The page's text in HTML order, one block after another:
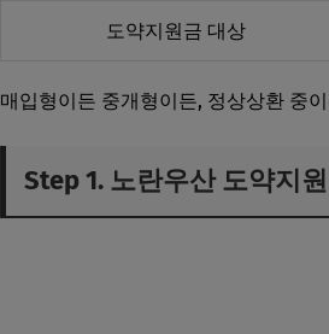
도약지원금 대상
매입형이든 중개형이든, 정상상환 중
Step 1. 노란우산 도약지